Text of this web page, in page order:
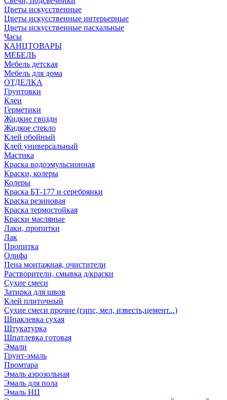
Цветы искусственные
Цветы искусственные интерьерные
Цветы искусственные пасхальные
Часы
КАНЦТОВАРЫ
МЕБЕЛЬ
Мебель детская
Мебель для дома
ОТДЕЛКА
Грунтовки
Клеи
Герметики
Жидкие гвозди
Жидкое стекло
Клей обойный
Клей универсальный
Мастика
Краска водоэмульсионная
Краски, колеры
Колеры
Краска БТ-177 и серебрянки
Краска резиновая
Краска термостойкая
Краски масляные
Лаки, пропитки
Лак
Пропитка
Олифа
Пена монтажная, очистители
Растворители, смывка д/краски
Сухие смеси
Затирка для швов
Клей плиточный
Сухие смеси прочие (гипс, мел, известь,цемент...)
Шпаклевка сухая
Штукатурка
Шпатлевка готовая
Эмали
Грунт-эмаль
Промтара
Эмаль аэрозольная
Эмаль для пола
Эмаль НЦ